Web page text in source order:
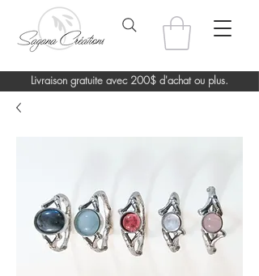
Livraison gratuite avec 200$ d'achat ou plus.